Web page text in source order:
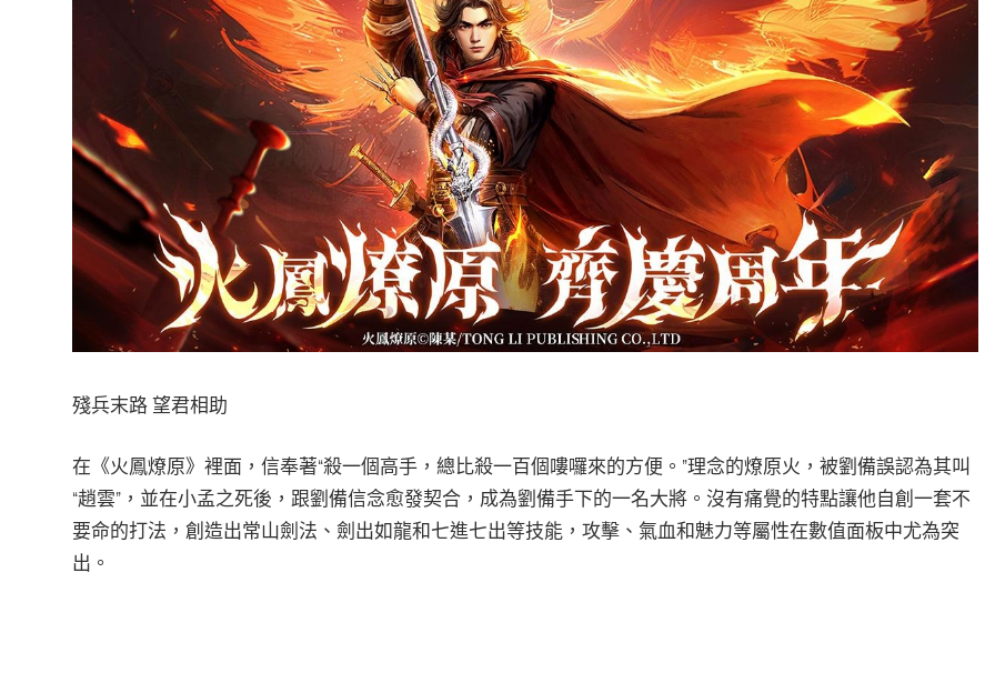
殘兵末路 望君相助
在《火鳳燎原》裡面，信奉著“殺一個高手，總比殺一百個嘍囉來的方便。”理念的燎原火，被劉備誤認為其叫
“趙雲”，並在小孟之死後，跟劉備信念愈發契合，成為劉備手下的一名大將。沒有痛覺的特點讓他自創一套不
要命的打法，創造出常山劍法、劍出如龍和七進七出等技能，攻擊、氣血和魅力等屬性在數值面板中尤為突
出。